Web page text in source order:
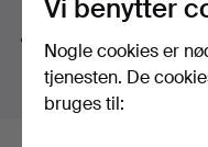
Østervig & Carl
Hansen's naturally
is a magnificent
also contains some
Vi søger automatisk
bånd, finder vi også
Vi benytter
Nogle cookies er
tjenesten. De
bruges til: